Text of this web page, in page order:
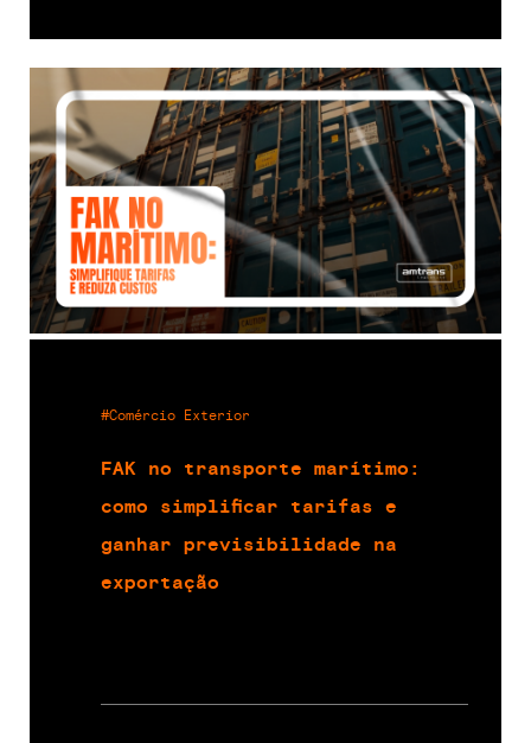
#Comércio Exterior
FAK no transporte marítimo:
como simplificar tarifas e
ganhar previsibilidade na
exportação